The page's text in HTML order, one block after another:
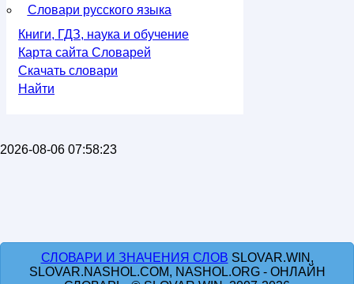
Словари русского языка
Книги, ГДЗ, наука и обучение
Карта сайта Словарей
Скачать словари
Найти
2026-08-06 07:58:23
СЛОВАРИ И ЗНАЧЕНИЯ СЛОВ SLOVAR.WIN,
SLOVAR.NASHOL.COM, NASHOL.ORG - ОНЛАЙН